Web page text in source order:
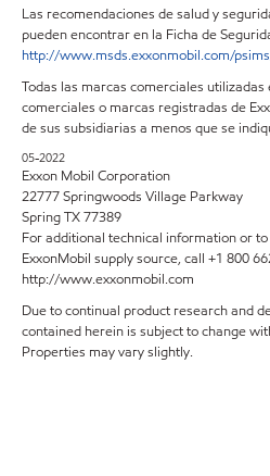
Las recomendaciones de salud y
pueden encontrar en la Ficha de
http://www.msds.exxonmobil.com/
Todas las marcas comerciales
comerciales o marcas registradas de
de sus subsidiarias a menos que se
05-2022
Exxon Mobil Corporation
22777 Springwoods Village Parkway
Spring TX 77389
For additional technical information or
ExxonMobil supply source, call +1 800
http://www.exxonmobil.com
Due to continual product research and
contained herein is subject to change
Properties may vary slightly.